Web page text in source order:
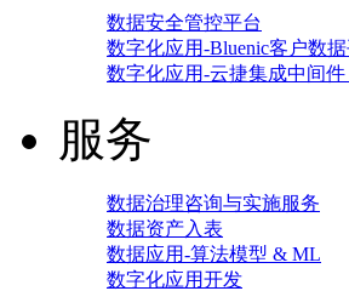
数据安全管控平台
数字化应用-Bluenic客户数据
数字化应用-云捷集成中间件
服务
数据治理咨询与实施服务
数据资产入表
数据应用-算法模型 & ML
数字化应用开发